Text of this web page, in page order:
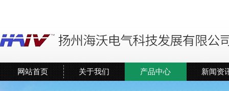
网站首页 关于我们 产品中心 新闻资